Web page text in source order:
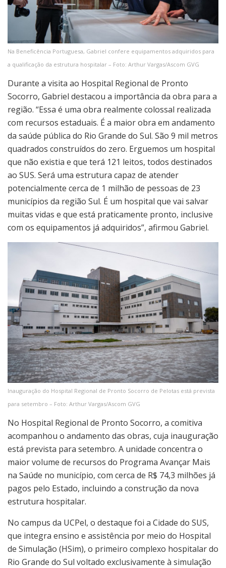
Na Beneficência Portuguesa, Gabriel confere equipamentos adquiridos para
a qualificação da estrutura hospitalar – Foto: Arthur Vargas/Ascom GVG
Durante a visita ao Hospital Regional de Pronto
Socorro, Gabriel destacou a importância da obra para a
região. “Essa é uma obra realmente colossal realizada
com recursos estaduais. É a maior obra em andamento
da saúde pública do Rio Grande do Sul. São 9 mil metros
quadrados construídos do zero. Erguemos um hospital
que não existia e que terá 121 leitos, todos destinados
ao SUS. Será uma estrutura capaz de atender
potencialmente cerca de 1 milhão de pessoas de 23
municípios da região Sul. É um hospital que vai salvar
muitas vidas e que está praticamente pronto, inclusive
com os equipamentos já adquiridos”, afirmou Gabriel.
Inauguração do Hospital Regional de Pronto Socorro de Pelotas está prevista
para setembro – Foto: Arthur Vargas/Ascom GVG
No Hospital Regional de Pronto Socorro, a comitiva
acompanhou o andamento das obras, cuja inauguração
está prevista para setembro. A unidade concentra o
maior volume de recursos do Programa Avançar Mais
na Saúde no município, com cerca de R$ 74,3 milhões já
pagos pelo Estado, incluindo a construção da nova
estrutura hospitalar.
No campus da UCPel, o destaque foi a Cidade do SUS,
que integra ensino e assistência por meio do Hospital
de Simulação (HSim), o primeiro complexo hospitalar do
Rio Grande do Sul voltado exclusivamente à simulação